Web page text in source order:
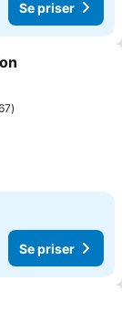
Se priser
Se priser